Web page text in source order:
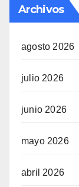
Archivos
agosto 2026
julio 2026
junio 2026
mayo 2026
abril 2026